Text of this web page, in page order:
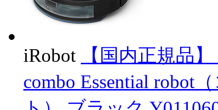
iRobot
【国内正規品
combo Essential robot